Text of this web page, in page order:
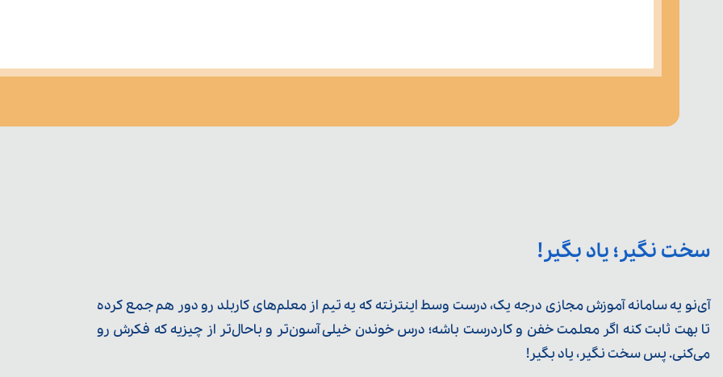
سخت نگیر؛ یاد بگیر!
آی‌نو یه سامانه آموزش مجازی درجه یک، درست وسط اینترنته که یه تیم از معلم‌‌های کاربلد رو دور هم جمع کرده
تا بهت ثابت کنه اگر معلمت خفن و کاردرست باشه؛ درس خوندن خیلی آسون‌تر و باحال‌تر از چیزیه که فکرش رو
می‌کنی. پس سخت نگیر، یاد بگیر!